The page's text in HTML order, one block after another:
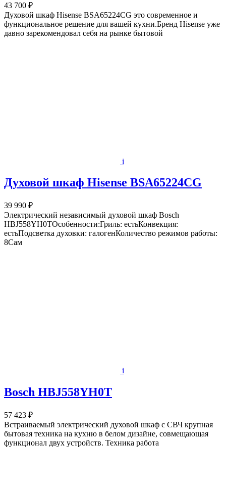
43 700 ₽
Духовой шкаф Hisense BSA65224CG это современное и
функциональное решение для вашей кухни.Бренд Hisense уже
давно зарекомендовал себя на рынке бытовой
i
Духовой шкаф Hisense BSA65224CG
39 990 ₽
Электрический независимый духовой шкаф Bosch
HBJ558YH0TОсобенности:Гриль: естьКонвекция:
естьПодсветка духовки: галогенКоличество режимов работы:
8Сам
i
Bosch HBJ558YH0T
57 423 ₽
Встраиваемый электрический духовой шкаф c СВЧ крупная
бытовая техника на кухню в белом дизайне, совмещающая
функционал двух устройств. Техника работа